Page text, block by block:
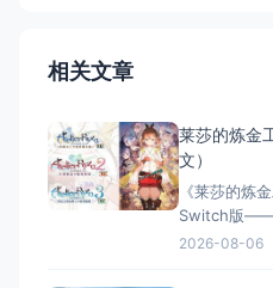
相关文章
莱莎的炼金
文）
《莱莎的炼
Switch版——
女与炼金术
2026-08-06